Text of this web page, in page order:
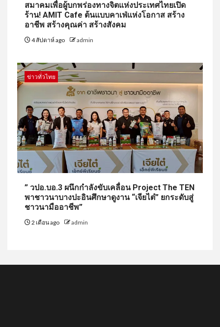
สมาคมเพื่อผู้บกพร่องทางจิตแห่งประเทศไทยเปิด
ร้าน! AMIT Cafe ต้นแบบคาเฟ่แห่งโอกาส สร้าง
อาชีพ สร้างคุณค่า สร้างสังคม
4 สัปดาห์ ago admin
ข่าวทั่วไทย
” วปอ.บอ.3 ผนึกกำลังขับเคลื่อน Project The TEN
พาชาวนาบางปะอินศึกษาดูงาน “เจียไต๋” ยกระดับสู่
ชาวนามืออาชีพ”
2 เดือน ago admin